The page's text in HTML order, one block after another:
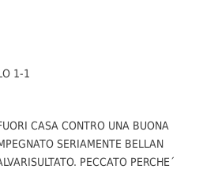
1-1
CASA CONTRO UNA BUONA
SERIAMENTE BELLAN
PECCATO PERCHE´